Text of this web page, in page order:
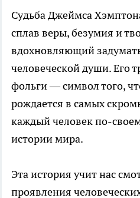
Судьба Джеймса
сплав веры, безумия и
вдохновляющий
человеческой души. Его
фольги — символ того,
рождается в самых
каждый человек по-
истории мира.
Эта история учит нас
проявления